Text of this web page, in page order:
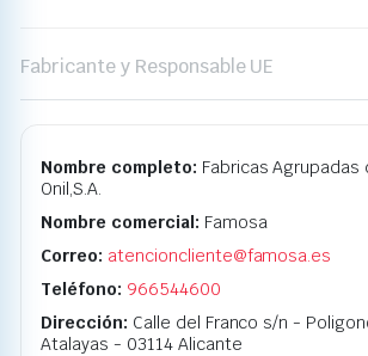
Fabricante y Responsable UE
Nombre completo: Fabricas Agrupadas
Onil,S.A.
Nombre comercial: Famosa
Correo: atencioncliente@famosa.es
Teléfono: 966544600
Dirección: Calle del Franco s/n -
Atalayas - 03114 Alicante